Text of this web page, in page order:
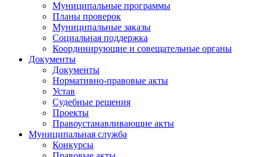
Муниципальные программы
Планы проверок
Муниципальные заказы
Социальная поддержка
Координирующие и совещательные органы
Документы
Документы
Нормативно-правовые акты
Устав
Судебные решения
Проекты
Правоустанавливающие акты
Муниципальная служба
Конкурсы